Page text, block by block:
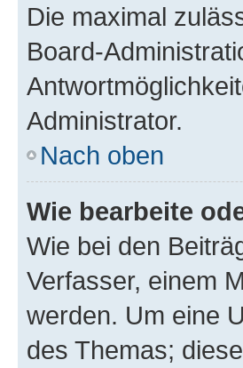
Die maximal
Board-
Administrator.
Nach oben
Wie bearbeite
Wie bei den
Verfasser, einem
werden. Um eine
des Themas;